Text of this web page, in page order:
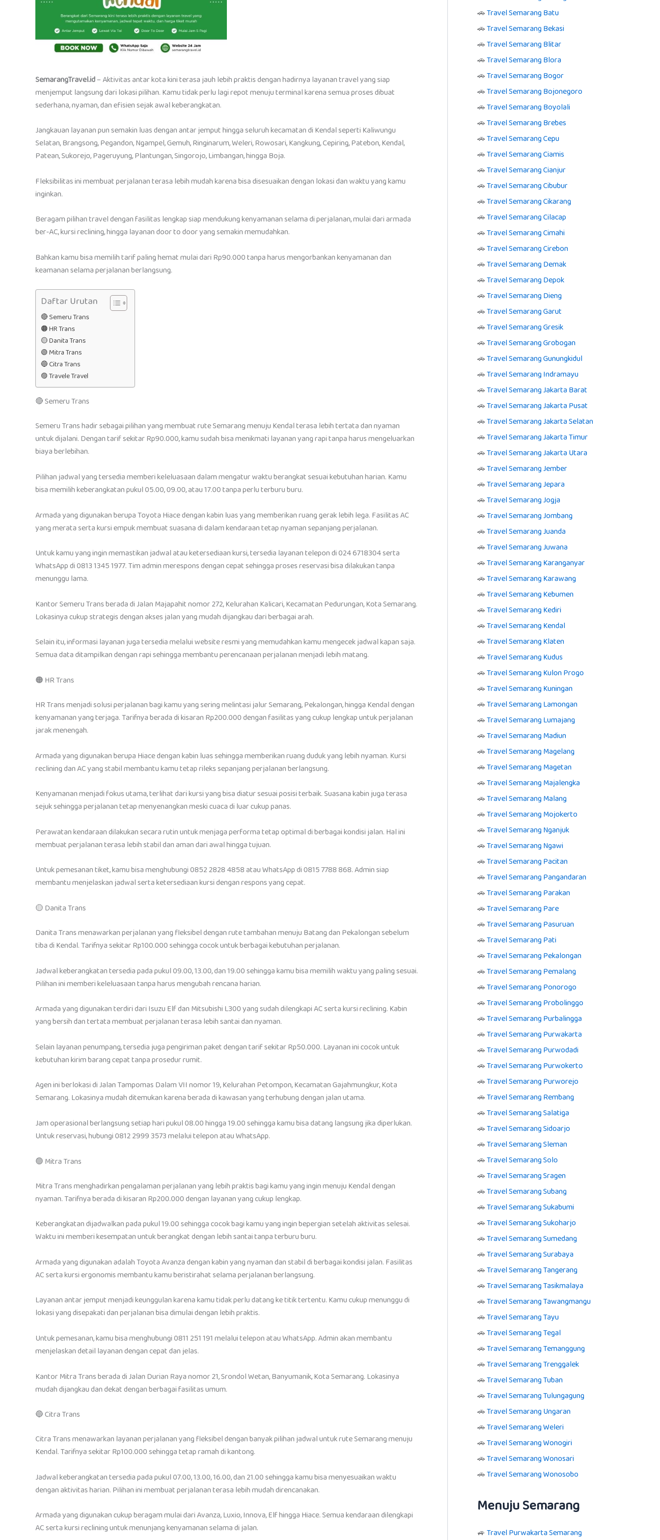
SemarangTravel.id– Aktivitas antar kota kini terasa jauh lebih praktis dengan hadirnya layanan travel yang siap
menjemput langsung dari lokasi pilihan. Kamu tidak perlu lagi repot menuju terminal karena semua proses dibuat
sederhana, nyaman, dan efisien sejak awal keberangkatan.
Jangkauan layanan pun semakin luas dengan antar jemput hingga seluruh kecamatan di Kendal seperti Kaliwungu
Selatan, Brangsong, Pegandon, Ngampel, Gemuh, Ringinarum, Weleri, Rowosari, Kangkung, Cepiring, Patebon, Kendal,
Patean, Sukorejo, Pageruyung, Plantungan, Singorojo, Limbangan, hingga Boja.
Fleksibilitas ini membuat perjalanan terasa lebih mudah karena bisa disesuaikan dengan lokasi dan waktu yang kamu
inginkan.
Beragam pilihan travel dengan fasilitas lengkap siap mendukung kenyamanan selama di perjalanan, mulai dari armada
ber-AC, kursi reclining, hingga layanan door to door yang semakin memudahkan.
Bahkan kamu bisa memilih tarif paling hemat mulai dari Rp90.000 tanpa harus mengorbankan kenyamanan dan
keamanan selama perjalanan berlangsung.
Daftar Urutan
🔴 Semeru Trans
🟠 HR Trans
🟡 Danita Trans
🟢 Mitra Trans
🔵 Citra Trans
🟣 Travele Travel
🔴 Semeru Trans
Semeru Trans hadir sebagai pilihan yang membuat rute Semarang menuju Kendal terasa lebih tertata dan nyaman
untuk dijalani. Dengan tarif sekitar Rp90.000, kamu sudah bisa menikmati layanan yang rapi tanpa harus mengeluarkan
biaya berlebihan.
Pilihan jadwal yang tersedia memberi keleluasaan dalam mengatur waktu berangkat sesuai kebutuhan harian. Kamu
bisa memilih keberangkatan pukul 05.00, 09.00, atau 17.00 tanpa perlu terburu buru.
Armada yang digunakan berupa Toyota Hiace dengan kabin luas yang memberikan ruang gerak lebih lega. Fasilitas AC
yang merata serta kursi empuk membuat suasana di dalam kendaraan tetap nyaman sepanjang perjalanan.
Untuk kamu yang ingin memastikan jadwal atau ketersediaan kursi, tersedia layanan telepon di 024 6718304 serta
WhatsApp di 0813 1345 1977. Tim admin merespons dengan cepat sehingga proses reservasi bisa dilakukan tanpa
menunggu lama.
Kantor Semeru Trans berada di Jalan Majapahit nomor 272, Kelurahan Kalicari, Kecamatan Pedurungan, Kota Semarang.
Lokasinya cukup strategis dengan akses jalan yang mudah dijangkau dari berbagai arah.
Selain itu, informasi layanan juga tersedia melalui website resmi yang memudahkan kamu mengecek jadwal kapan saja.
Semua data ditampilkan dengan rapi sehingga membantu perencanaan perjalanan menjadi lebih matang.
🟠 HR Trans
HR Trans menjadi solusi perjalanan bagi kamu yang sering melintasi jalur Semarang, Pekalongan, hingga Kendal dengan
kenyamanan yang terjaga. Tarifnya berada di kisaran Rp200.000 dengan fasilitas yang cukup lengkap untuk perjalanan
jarak menengah.
Armada yang digunakan berupa Hiace dengan kabin luas sehingga memberikan ruang duduk yang lebih nyaman. Kursi
reclining dan AC yang stabil membantu kamu tetap rileks sepanjang perjalanan berlangsung.
Kenyamanan menjadi fokus utama, terlihat dari kursi yang bisa diatur sesuai posisi terbaik. Suasana kabin juga terasa
sejuk sehingga perjalanan tetap menyenangkan meski cuaca di luar cukup panas.
Perawatan kendaraan dilakukan secara rutin untuk menjaga performa tetap optimal di berbagai kondisi jalan. Hal ini
membuat perjalanan terasa lebih stabil dan aman dari awal hingga tujuan.
Untuk pemesanan tiket, kamu bisa menghubungi 0852 2828 4858 atau WhatsApp di 0815 7788 868. Admin siap
membantu menjelaskan jadwal serta ketersediaan kursi dengan respons yang cepat.
🟡 Danita Trans
Danita Trans menawarkan perjalanan yang fleksibel dengan rute tambahan menuju Batang dan Pekalongan sebelum
tiba di Kendal. Tarifnya sekitar Rp100.000 sehingga cocok untuk berbagai kebutuhan perjalanan.
Jadwal keberangkatan tersedia pada pukul 09.00, 13.00, dan 19.00 sehingga kamu bisa memilih waktu yang paling sesuai.
Pilihan ini memberi keleluasaan tanpa harus mengubah rencana harian.
Armada yang digunakan terdiri dari Isuzu Elf dan Mitsubishi L300 yang sudah dilengkapi AC serta kursi reclining. Kabin
yang bersih dan tertata membuat perjalanan terasa lebih santai dan nyaman.
Selain layanan penumpang, tersedia juga pengiriman paket dengan tarif sekitar Rp50.000. Layanan ini cocok untuk
kebutuhan kirim barang cepat tanpa prosedur rumit.
Agen ini berlokasi di Jalan Tampomas Dalam VII nomor 19, Kelurahan Petompon, Kecamatan Gajahmungkur, Kota
Semarang. Lokasinya mudah ditemukan karena berada di kawasan yang terhubung dengan jalan utama.
Jam operasional berlangsung setiap hari pukul 08.00 hingga 19.00 sehingga kamu bisa datang langsung jika diperlukan.
Untuk reservasi, hubungi 0812 2999 3573 melalui telepon atau WhatsApp.
🟢 Mitra Trans
Mitra Trans menghadirkan pengalaman perjalanan yang lebih praktis bagi kamu yang ingin menuju Kendal dengan
nyaman. Tarifnya berada di kisaran Rp200.000 dengan layanan yang cukup lengkap.
Keberangkatan dijadwalkan pada pukul 19.00 sehingga cocok bagi kamu yang ingin bepergian setelah aktivitas selesai.
Waktu ini memberi kesempatan untuk berangkat dengan lebih santai tanpa terburu buru.
Armada yang digunakan adalah Toyota Avanza dengan kabin yang nyaman dan stabil di berbagai kondisi jalan. Fasilitas
AC serta kursi ergonomis membantu kamu beristirahat selama perjalanan berlangsung.
Layanan antar jemput menjadi keunggulan karena kamu tidak perlu datang ke titik tertentu. Kamu cukup menunggu di
lokasi yang disepakati dan perjalanan bisa dimulai dengan lebih praktis.
Untuk pemesanan, kamu bisa menghubungi 0811 251 191 melalui telepon atau WhatsApp. Admin akan membantu
menjelaskan detail layanan dengan cepat dan jelas.
Kantor Mitra Trans berada di Jalan Durian Raya nomor 21, Srondol Wetan, Banyumanik, Kota Semarang. Lokasinya
mudah dijangkau dan dekat dengan berbagai fasilitas umum.
🔵 Citra Trans
Citra Trans menawarkan layanan perjalanan yang fleksibel dengan banyak pilihan jadwal untuk rute Semarang menuju
Kendal. Tarifnya sekitar Rp100.000 sehingga tetap ramah di kantong.
Jadwal keberangkatan tersedia pada pukul 07.00, 13.00, 16.00, dan 21.00 sehingga kamu bisa menyesuaikan waktu
dengan aktivitas harian. Pilihan ini membuat perjalanan terasa lebih mudah direncanakan.
Armada yang digunakan cukup beragam mulai dari Avanza, Luxio, Innova, Elf hingga Hiace. Semua kendaraan dilengkapi
AC serta kursi reclining untuk menunjang kenyamanan selama di jalan.
🚗Travel Semarang Batu
🚗Travel Semarang Bekasi
🚗Travel Semarang Blitar
🚗Travel Semarang Blora
🚗Travel Semarang Bogor
🚗Travel Semarang Bojonegoro
🚗Travel Semarang Boyolali
🚗Travel Semarang Brebes
🚗Travel Semarang Cepu
🚗Travel Semarang Ciamis
🚗Travel Semarang Cianjur
🚗Travel Semarang Cibubur
🚗Travel Semarang Cikarang
🚗Travel Semarang Cilacap
🚗Travel Semarang Cimahi
🚗Travel Semarang Cirebon
🚗Travel Semarang Demak
🚗Travel Semarang Depok
🚗Travel Semarang Dieng
🚗Travel Semarang Garut
🚗Travel Semarang Gresik
🚗Travel Semarang Grobogan
🚗Travel Semarang Gunungkidul
🚗Travel Semarang Indramayu
🚗Travel Semarang Jakarta Barat
🚗Travel Semarang Jakarta Pusat
🚗Travel Semarang Jakarta Selatan
🚗Travel Semarang Jakarta Timur
🚗Travel Semarang Jakarta Utara
🚗Travel Semarang Jember
🚗Travel Semarang Jepara
🚗Travel Semarang Jogja
🚗Travel Semarang Jombang
🚗Travel Semarang Juanda
🚗Travel Semarang Juwana
🚗Travel Semarang Karanganyar
🚗Travel Semarang Karawang
🚗Travel Semarang Kebumen
🚗Travel Semarang Kediri
🚗Travel Semarang Kendal
🚗Travel Semarang Klaten
🚗Travel Semarang Kudus
🚗Travel Semarang Kulon Progo
🚗Travel Semarang Kuningan
🚗Travel Semarang Lamongan
🚗Travel Semarang Lumajang
🚗Travel Semarang Madiun
🚗Travel Semarang Magelang
🚗Travel Semarang Magetan
🚗Travel Semarang Majalengka
🚗Travel Semarang Malang
🚗Travel Semarang Mojokerto
🚗Travel Semarang Nganjuk
🚗Travel Semarang Ngawi
🚗Travel Semarang Pacitan
🚗Travel Semarang Pangandaran
🚗Travel Semarang Parakan
🚗Travel Semarang Pare
🚗Travel Semarang Pasuruan
🚗Travel Semarang Pati
🚗Travel Semarang Pekalongan
🚗Travel Semarang Pemalang
🚗Travel Semarang Ponorogo
🚗Travel Semarang Probolinggo
🚗Travel Semarang Purbalingga
🚗Travel Semarang Purwakarta
🚗Travel Semarang Purwodadi
🚗Travel Semarang Purwokerto
🚗Travel Semarang Purworejo
🚗Travel Semarang Rembang
🚗Travel Semarang Salatiga
🚗Travel Semarang Sidoarjo
🚗Travel Semarang Sleman
🚗Travel Semarang Solo
🚗Travel Semarang Sragen
🚗Travel Semarang Subang
🚗Travel Semarang Sukabumi
🚗Travel Semarang Sukoharjo
🚗Travel Semarang Sumedang
🚗Travel Semarang Surabaya
🚗Travel Semarang Tangerang
🚗Travel Semarang Tasikmalaya
🚗Travel Semarang Tawangmangu
🚗Travel Semarang Tayu
🚗Travel Semarang Tegal
🚗Travel Semarang Temanggung
🚗Travel Semarang Trenggalek
🚗Travel Semarang Tuban
🚗Travel Semarang Tulungagung
🚗Travel Semarang Ungaran
🚗Travel Semarang Weleri
🚗Travel Semarang Wonogiri
🚗Travel Semarang Wonosari
🚗Travel Semarang Wonosobo
Menuju Semarang
🚙 Travel Purwakarta Semarang